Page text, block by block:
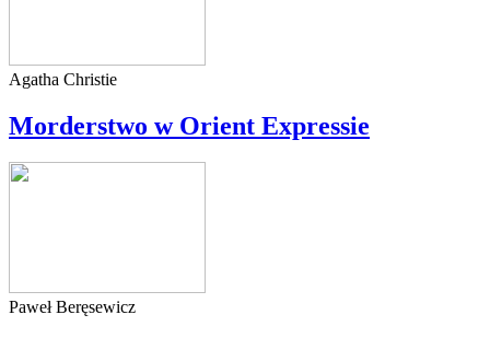
Agatha Christie
Morderstwo w Orient Expressie
Paweł Beręsewicz